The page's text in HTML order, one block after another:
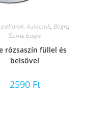
poharak, kulacsok, Bögre,
Színes bögre
rózsaszín füllel és
belsővel
2590 Ft